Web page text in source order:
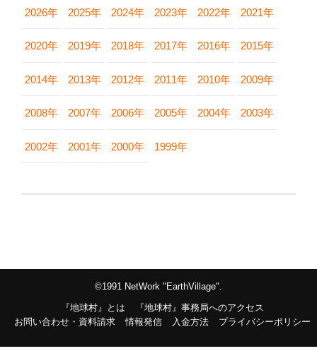
2026年 2025年 2024年 2023年 2022年 2021年
2020年 2019年 2018年 2017年 2016年 2015年
2014年 2013年 2012年 2011年 2010年 2009年
2008年 2007年 2006年 2005年 2004年 2003年
2002年 2001年 2000年 1999年
©1991 NetWork "EarthVillage".
『地球村』とは
『地球村』事務局へのアクセス
お問い合わせ・資料請求
情報発信 入金方法 プライバシーポリシー